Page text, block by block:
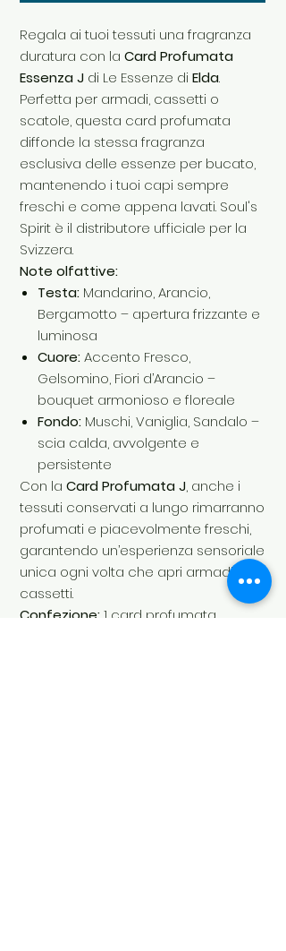
Regala ai tuoi tessuti una fragranza
duratura con la Card Profumata
Essenza J di Le Essenze di Elda.
Perfetta per armadi, cassetti o
scatole, questa card profumata
diffonde la stessa fragranza
esclusiva delle essenze per bucato,
mantenendo i tuoi capi sempre
freschi e come appena lavati. Soul's
Spirit è il distributore ufficiale per la
Svizzera.
Note olfattive:
Testa: Mandarino, Arancio,
Bergamotto – apertura frizzante e
luminosa
Cuore:Accento Fresco,
Gelsomino, Fiori d’Arancio –
bouquet armonioso e floreale
Fondo: Muschi, Vaniglia, Sandalo –
scia calda, avvolgente e
persistente
Con la Card Profumata J, anche i
tessuti conservati a lungo rimarranno
profumati e piacevolmente freschi,
garantendo un’esperienza sensoriale
unica ogni volta che apri armadi e
cassetti.
Confezione:1 card profumata